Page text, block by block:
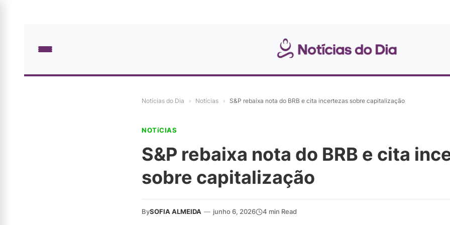
Notícias do Dia » Notícias » S&P rebaixa nota do BRB e cita incertezas sobre capitalização
NOTíCIAS
S&P rebaixa nota do BRB e cita
sobre capitalização
BySOFIA ALMEIDA — junho 6, 2026 4 min Read